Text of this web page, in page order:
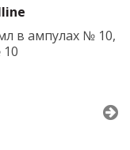
в ампулах № 10,